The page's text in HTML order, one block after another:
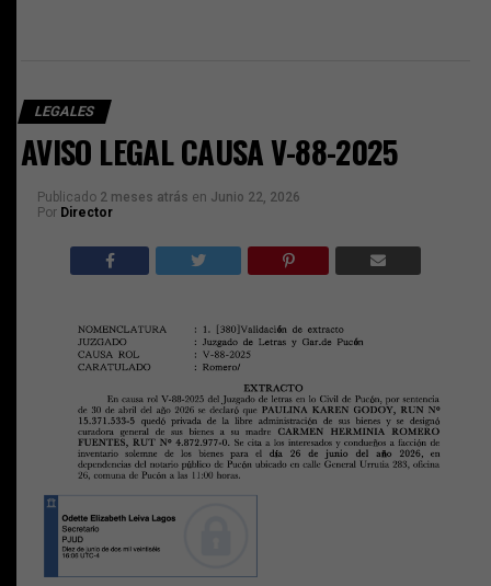
LEGALES
AVISO LEGAL CAUSA V-88-2025
Publicado 2 meses atrás en Junio 22, 2026
Por Director